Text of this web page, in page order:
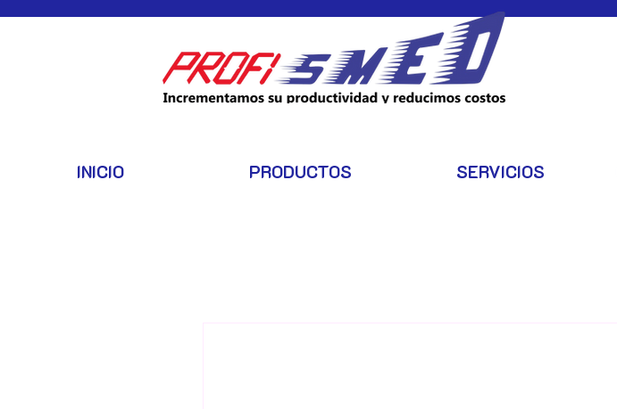
INICIO PRODUCTOS SERVICIOS